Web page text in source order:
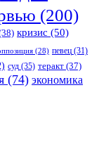
(200)
кризис (50)
(28) певец (31)
суд (35) теракт (37)
(74) экономика